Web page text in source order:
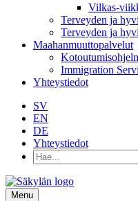
Vilkas-
Terveyden ja
Terveyden ja
Maahanmuuttopalvelut
Immigration
Yhteystiedot
SV
EN
DE
Yhteystiedot
Hae
hakusanalla:
Menu